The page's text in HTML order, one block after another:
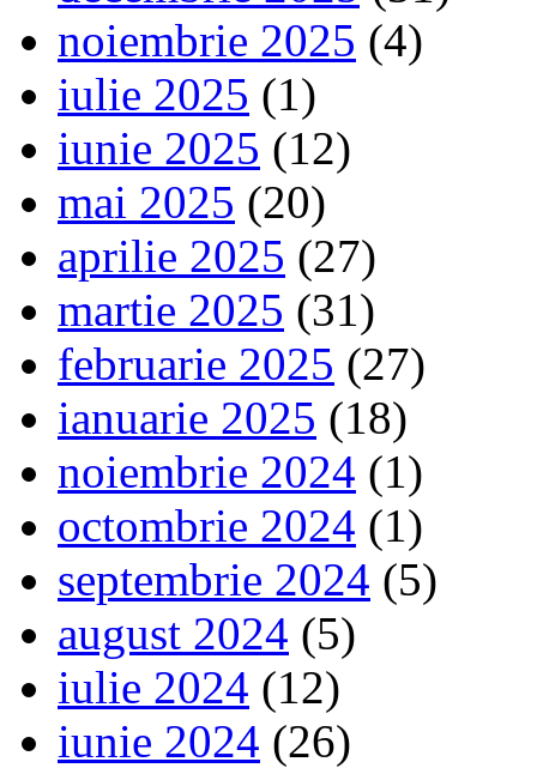
noiembrie 2025 (4)
iulie 2025 (1)
iunie 2025 (12)
mai 2025 (20)
aprilie 2025 (27)
martie 2025 (31)
februarie 2025 (27)
ianuarie 2025 (18)
noiembrie 2024 (1)
octombrie 2024 (1)
septembrie 2024 (5)
august 2024 (5)
iulie 2024 (12)
iunie 2024 (26)